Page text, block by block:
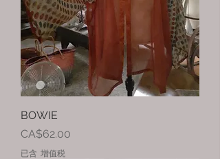
BOWIE
價格
CA$62.00
已含 增值税